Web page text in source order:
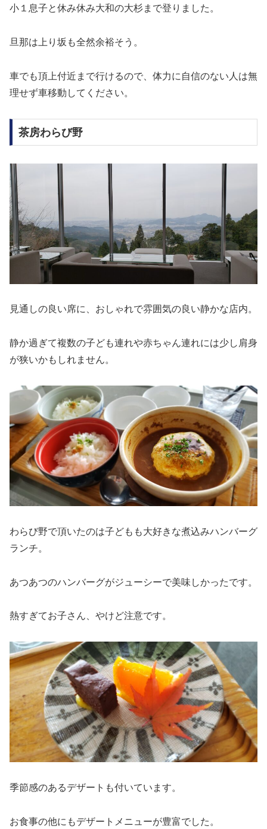
小１息子と休み休み大和の大杉まで登りました。
旦那は上り坂も全然余裕そう。
車でも頂上付近まで行けるので、体力に自信のない人は無
理せず車移動してください。
茶房わらび野
見通しの良い席に、おしゃれで雰囲気の良い静かな店内。
静か過ぎて複数の子ども連れや赤ちゃん連れには少し肩身
が狭いかもしれません。
わらび野で頂いたのは子どもも大好きな煮込みハンバーグ
ランチ。
あつあつのハンバーグがジューシーで美味しかったです。
熱すぎてお子さん、やけど注意です。
季節感のあるデザートも付いています。
お食事の他にもデザートメニューが豊富でした。